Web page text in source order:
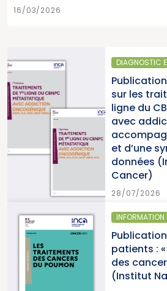
16/03/2026
DIAGNOSTIC ET TRAITEMENT
Publication d’un thésaurus
sur les traitements de 1re
ligne du CBNPC métastatique
avec addiction oncogénique,
accompagné d’une synthèse
et d’une synthèse de
données (Institut National du
28/07/2026
INFORMATION PATIENTS
Publication d’un guide info
patients : « Les traitements
des cancers du poumon »
(Institut National du Cancer)